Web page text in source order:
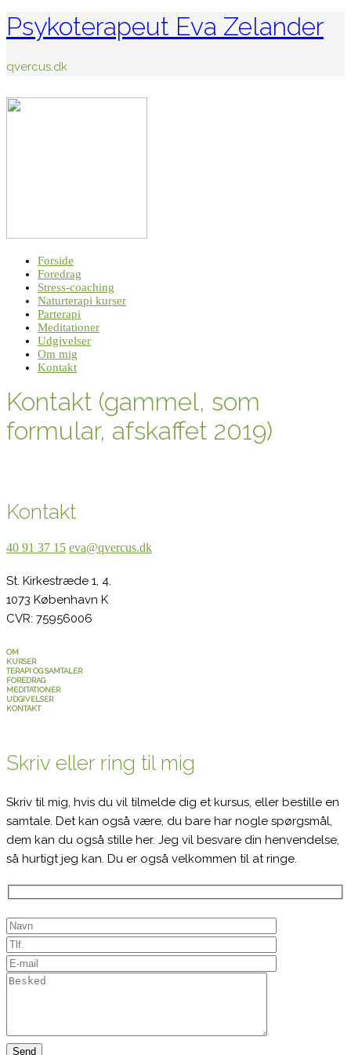
Psykoterapeut Eva Zelander
qvercus.dk
Forside
Foredrag
Stress-coaching
Naturterapi kurser
Parterapi
Meditationer
Udgivelser
Om mig
Kontakt
Kontakt (gammel, som
formular, afskaffet 2019)
Kontakt
40 91 37 15 eva@qvercus.dk
St. Kirkestræde 1, 4.
1073 København K
CVR: 75956006
OM
KURSER
TERAPI OG SAMTALER
FOREDRAG
MEDITATIONER
UDGIVELSER
KONTAKT
Skriv eller ring til mig
Skriv til mig, hvis du vil tilmelde dig et kursus, eller bestille en
samtale. Det kan også være, du bare har nogle spørgsmål,
dem kan du også stille her. Jeg vil besvare din henvendelse,
så hurtigt jeg kan. Du er også velkommen til at ringe.